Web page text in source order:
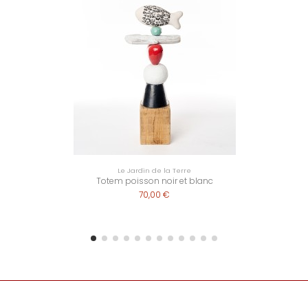
Le Jardin de la Terre
Totem poisson noir et blanc
70,00 €